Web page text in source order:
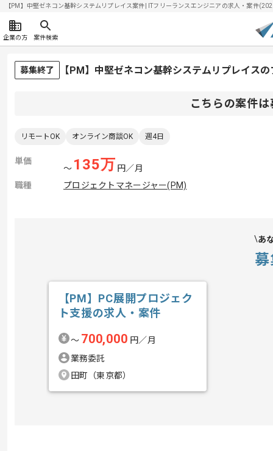
【PM】中堅ゼネコン基幹システムリプレイス案件| ITフリーランスエンジニアの求人・案件
企業の方 案件検索
募集終了 【PM】中堅ゼネコン基幹システムリプレイス
こちらの案件
リモートOK オンライン商談OK 週4日
単価
〜 135万 円／月
職種
プロジェクトマネージャー(PM)
あ
【PM】PC展開プロジェク
ト支援の求人・案件
〜 700,000 円／月
業務委託
田町（東京都）